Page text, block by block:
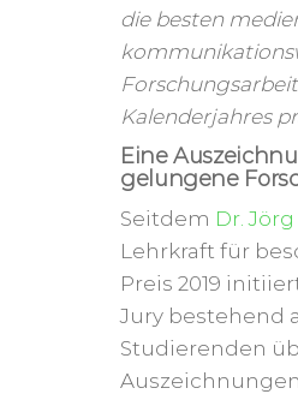
die besten
Kalenderjahres
Eine
gelungene
Seitdem Dr.
Lehrkraft für
Preis 2019
Jury bestehend
Studierenden